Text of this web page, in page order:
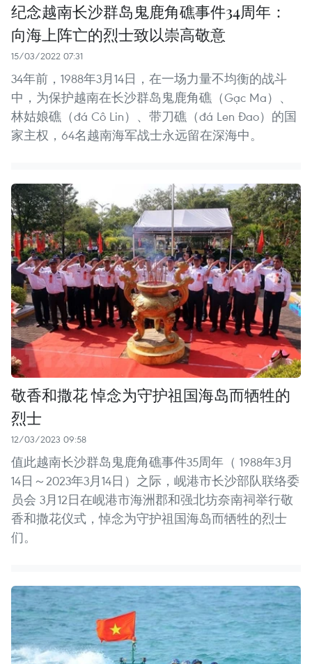
纪念越南长沙群岛鬼鹿角礁事件34周年：
向海上阵亡的烈士致以崇高敬意
15/03/2022 07:31
34年前，1988年3月14日，在一场力量不均衡的战斗
中，为保护越南在长沙群岛鬼鹿角礁（Gạc Ma）、
林姑娘礁（đá Cô Lin）、带刀礁（đá Len Đao）的国
家主权，64名越南海军战士永远留在深海中。
敬香和撒花 悼念为守护祖国海岛而牺牲的
烈士
12/03/2023 09:58
值此越南长沙群岛鬼鹿角礁事件35周年（ 1988年3月
14日～2023年3月14日）之际，岘港市长沙部队联络委
员会 3月12日在岘港市海洲郡和强北坊奈南祠举行敬
香和撒花仪式，悼念为守护祖国海岛而牺牲的烈士
们。